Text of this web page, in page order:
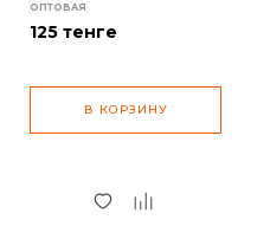
ОПТОВАЯ
125 тенге
В КОРЗИНУ